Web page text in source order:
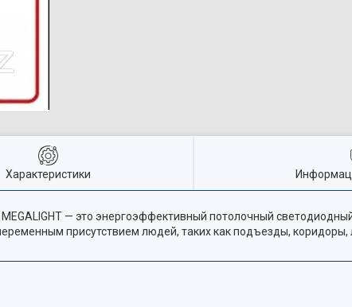
Характеристики
MEGALIGHT — это энергоэффективный потолочный
присутствием людей, таких как подъезды, коридоры,